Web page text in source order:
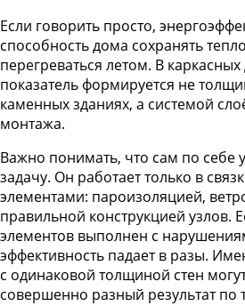
Если говорить просто,
способность дома сохранять
перегреваться летом. В каркасных
показатель формируется не
каменных зданиях, а системой
монтажа.
Важно понимать, что сам по себе
задачу. Он работает только в
элементами: пароизоляцией,
правильной конструкцией узлов.
элементов выполнен с
эффективность падает в разы.
с одинаковой толщиной стен
совершенно разный результат по